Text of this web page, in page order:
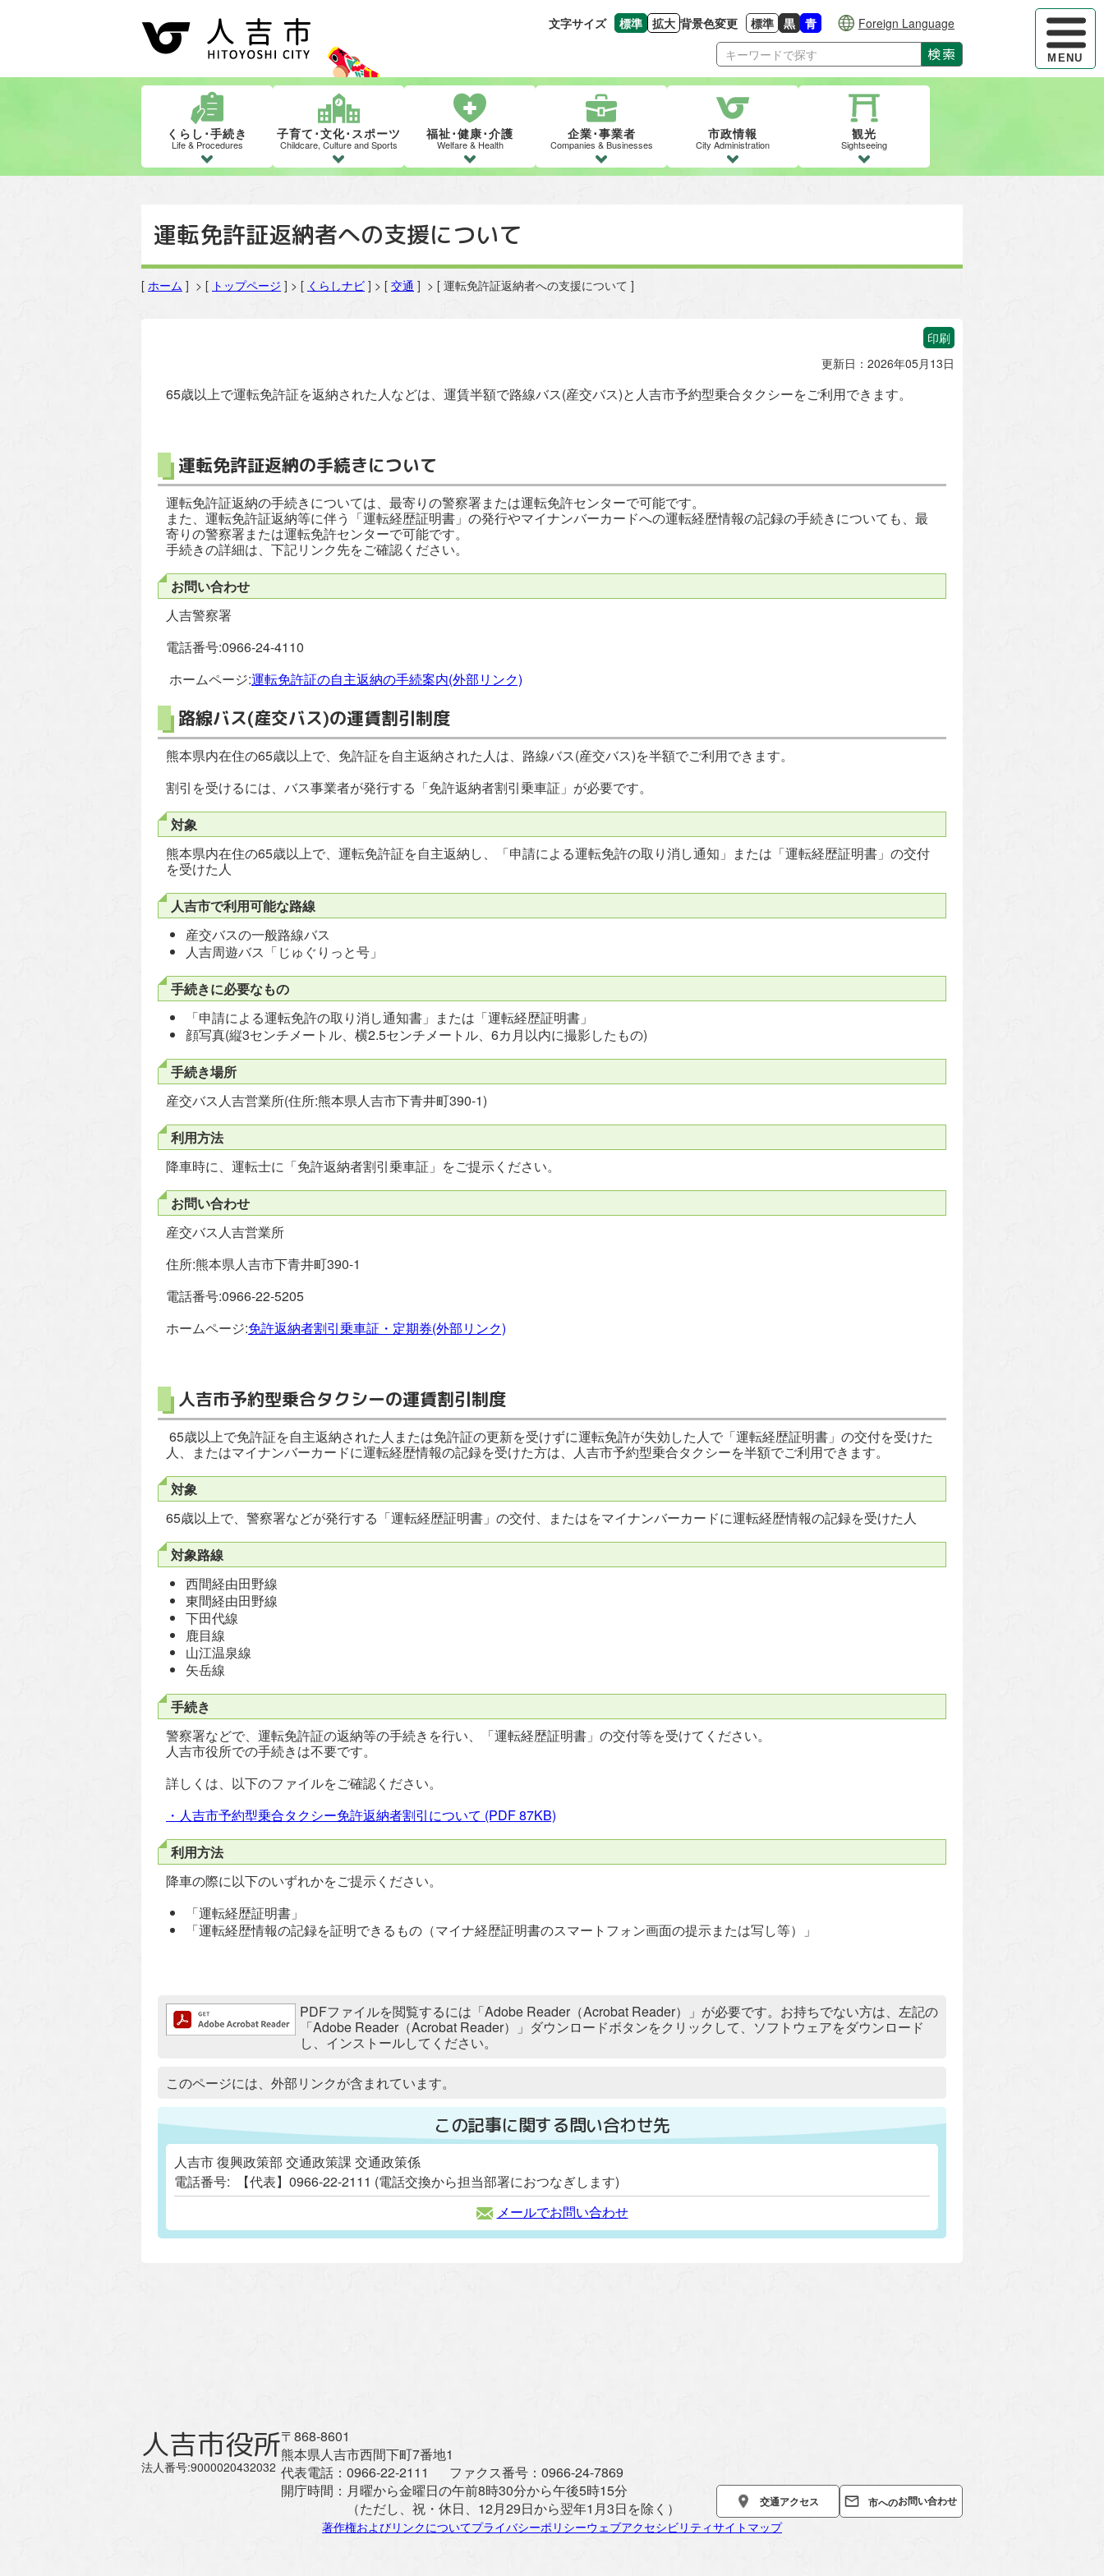
ハンバー
MENU
文字サイズ 標準
文字の大きさをもとの大きさに戻す
拡大
文字を大きくする
背景色変更 標準
背景色の変更：白
黒
背景色の変更：黒
青
背景色の変更：青
Foreign Language
検索
くらし･手続き
Life & Procedures
子育て･文化･スポーツ
Childcare, Culture and Sports
福祉･健康･介護
Welfare & Health
企業･事業者
Companies & Businesses
市政情報
City Administration
観光
Sightseeing
運転免許証返納者への支援について
[ ホーム ] > [ トップページ ] > [ くらしナビ ] > [ 交通 ] > [ 運転免許証返納者への支援について ]
印刷
更新日：2026年05月13日
65歳以上で運転免許証を返納された人などは、運賃半額で路線バス(産交バス)と人吉市予約型乗合タクシーをご利用できます。
運転免許証返納の手続きについて
運転免許証返納の手続きについては、最寄りの警察署または運転免許センターで可能です。
また、運転免許証返納等に伴う「運転経歴証明書」の発行やマイナンバーカードへの運転経歴情報の記録の手続きについても、最
寄りの警察署または運転免許センターで可能です。
手続きの詳細は、下記リンク先をご確認ください。
お問い合わせ
人吉警察署
電話番号:0966-24-4110
ホームページ:運転免許証の自主返納の手続案内(外部リンク)
路線バス(産交バス)の運賃割引制度
熊本県内在住の65歳以上で、免許証を自主返納された人は、路線バス(産交バス)を半額でご利用できます。
割引を受けるには、バス事業者が発行する「免許返納者割引乗車証」が必要です。
対象
熊本県内在住の65歳以上で、運転免許証を自主返納し、「申請による運転免許の取り消し通知」または「運転経歴証明書」の交付
を受けた人
人吉市で利用可能な路線
産交バスの一般路線バス
人吉周遊バス「じゅぐりっと号」
手続きに必要なもの
「申請による運転免許の取り消し通知書」または「運転経歴証明書」
顔写真(縦3センチメートル、横2.5センチメートル、6カ月以内に撮影したもの)
手続き場所
産交バス人吉営業所(住所:熊本県人吉市下青井町390-1)
利用方法
降車時に、運転士に「免許返納者割引乗車証」をご提示ください。
お問い合わせ
産交バス人吉営業所
住所:熊本県人吉市下青井町390-1
電話番号:0966-22-5205
ホームページ:免許返納者割引乗車証・定期券(外部リンク)
人吉市予約型乗合タクシーの運賃割引制度
65歳以上で免許証を自主返納された人または免許証の更新を受けずに運転免許が失効した人で「運転経歴証明書」の交付を受けた
人、またはマイナンバーカードに運転経歴情報の記録を受けた方は、人吉市予約型乗合タクシーを半額でご利用できます。
対象
65歳以上で、警察署などが発行する「運転経歴証明書」の交付、またはをマイナンバーカードに運転経歴情報の記録を受けた人
対象路線
西間経由田野線
東間経由田野線
下田代線
鹿目線
山江温泉線
矢岳線
手続き
警察署などで、運転免許証の返納等の手続きを行い、「運転経歴証明書」の交付等を受けてください。
人吉市役所での手続きは不要です。
詳しくは、以下のファイルをご確認ください。
・人吉市予約型乗合タクシー免許返納者割引について (PDF 87KB)
利用方法
降車の際に以下のいずれかをご提示ください。
「運転経歴証明書」
「運転経歴情報の記録を証明できるもの（マイナ経歴証明書のスマートフォン画面の提示または写し等）」
追加情報：PDFファイルPDFファイルを閲覧するには「Adobe Reader（Acrobat Reader）」が必要です。お持ちでない方は、左記の
「Adobe Reader（Acrobat Reader）」ダウンロードボタンをクリックして、ソフトウェアをダウンロード
し、インストールしてください。
追加情報：外部リンク
このページには、外部リンクが含まれています。
この記事に関する問い合わせ先
人吉市 復興政策部 交通政策課 交通政策係
電話番号:
【代表】0966-22-2111 (電話交換から担当部署におつなぎします)
メールでお問い合わせ
人吉市役所
法人番号:9000020432032
〒868-8601
熊本県人吉市西間下町7番地1
代表電話： 0966-22-2111 ファクス番号： 0966-24-7869
開庁時間： 月曜から金曜日の午前8時30分から午後5時15分
（ただし、祝・休日、12月29日から翌年1月3日を除く）
交通アクセス 市へのお問い合わせ
著作権およびリンクについてプライバシーポリシーウェブアクセシビリティサイトマップ